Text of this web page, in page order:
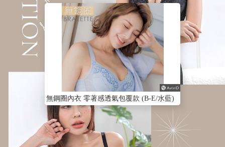
無鋼圈內衣 零著感透氣包覆款 (B-E/水藍)